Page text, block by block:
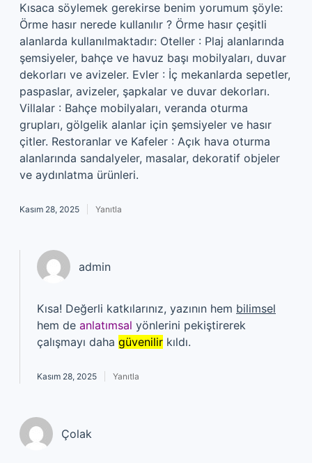
Kısaca söylemek gerekirse benim yorumum şöyle:
Örme hasır nerede kullanılır ? Örme hasır çeşitli
alanlarda kullanılmaktadır: Oteller : Plaj alanlarında
şemsiyeler, bahçe ve havuz başı mobilyaları, duvar
dekorları ve avizeler. Evler : İç mekanlarda sepetler,
paspaslar, avizeler, şapkalar ve duvar dekorları.
Villalar : Bahçe mobilyaları, veranda oturma
grupları, gölgelik alanlar için şemsiyeler ve hasır
çitler. Restoranlar ve Kafeler : Açık hava oturma
alanlarında sandalyeler, masalar, dekoratif objeler
ve aydınlatma ürünleri.
Kasım 28, 2025 Yanıtla
admin
Kısa! Değerli katkılarınız, yazının hem bilimsel
hem de anlatımsal yönlerini pekiştirerek
çalışmayı daha güvenilir kıldı.
Kasım 28, 2025 Yanıtla
Çolak